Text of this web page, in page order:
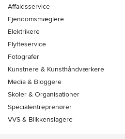
Affaldsservice
Ejendomsmæglere
Elektrikere
Flytteservice
Fotografer
Kunstnere & Kunsthåndværkere
Media & Bloggere
Skoler & Organisationer
Specialentreprenører
VVS & Blikkenslagere